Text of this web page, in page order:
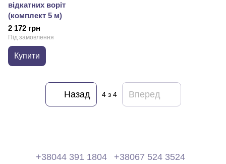
відкатних воріт
(комплект 5 м)
2 172 грн
Під замовлення
Купити
Назад 4з 4 Вперед
+38044 391 1804 +38067 524 3524